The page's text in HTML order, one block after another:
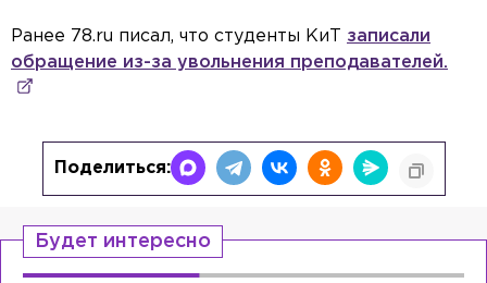
Ранее 78.ru писал, что студенты КиТ записали
обращение из-за увольнения преподавателей.
Поделиться:
Будет интересно